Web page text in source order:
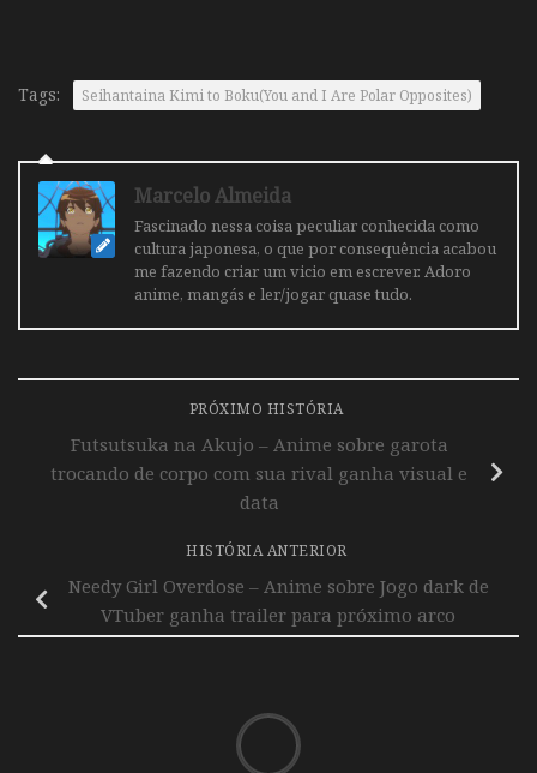
Tags: Seihantaina Kimi to Boku(You and I Are Polar Opposites)
Marcelo Almeida
Fascinado nessa coisa peculiar conhecida como
cultura japonesa, o que por consequência acabou
me fazendo criar um vicio em escrever. Adoro
anime, mangás e ler/jogar quase tudo.
PRÓXIMO HISTÓRIA
Futsutsuka na Akujo – Anime sobre garota
trocando de corpo com sua rival ganha visual e
data
HISTÓRIA ANTERIOR
Needy Girl Overdose – Anime sobre Jogo dark de
VTuber ganha trailer para próximo arco